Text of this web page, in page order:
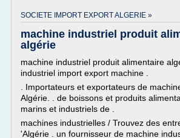
SOCIETE IMPORT EXPORT ALGERIE »
machine industriel produit
algérie
machine industriel produit alimentaire
industriel import export machine .
. Importateurs et exportateurs de
Algérie. . de boissons et produits
marins et industriels de .
machines industrielles / Trouvez des
'Algérie . un fournisseur de machine